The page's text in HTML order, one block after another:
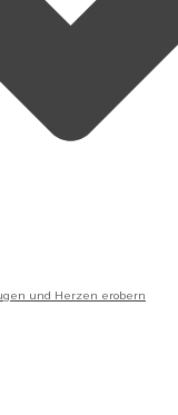
und Herzen erobern